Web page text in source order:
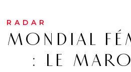
RADAR
MONDIAL
: LE